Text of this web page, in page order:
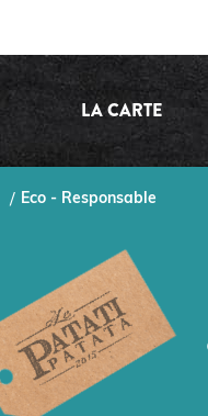
LA CARTE
Eco - Responsable